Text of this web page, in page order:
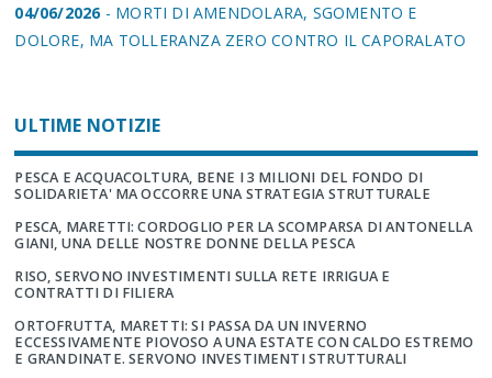
04/06/2026- MORTI DI AMENDOLARA, SGOMENTO E
DOLORE, MA TOLLERANZA ZERO CONTRO IL CAPORALATO
ULTIME NOTIZIE
PESCA E ACQUACOLTURA, BENE I 3 MILIONI DEL FONDO DI
SOLIDARIETA' MA OCCORRE UNA STRATEGIA STRUTTURALE
PESCA, MARETTI: CORDOGLIO PER LA SCOMPARSA DI ANTONELLA
GIANI, UNA DELLE NOSTRE DONNE DELLA PESCA
RISO, SERVONO INVESTIMENTI SULLA RETE IRRIGUA E
CONTRATTI DI FILIERA
ORTOFRUTTA, MARETTI: SI PASSA DA UN INVERNO
ECCESSIVAMENTE PIOVOSO A UNA ESTATE CON CALDO ESTREMO
E GRANDINATE. SERVONO INVESTIMENTI STRUTTURALI